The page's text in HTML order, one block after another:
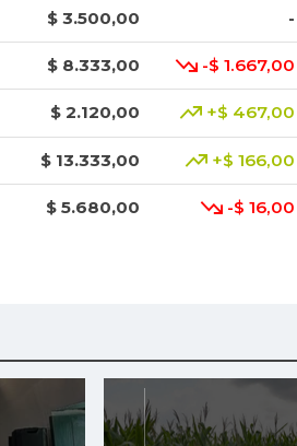
$ 3.500,00 -
$ 8.333,00 -$ 1.667,00
$ 2.120,00 +$ 467,00
$ 13.333,00 +$ 166,00
$ 5.680,00 -$ 16,00